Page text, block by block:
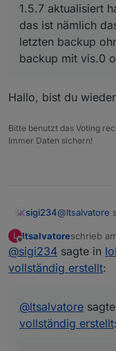
1.5.7 aktualisiert
das ist nämlich
letzten backup
backup mit vis.0
Hallo, bist du
Bitte benutzt das Voting
Immer Daten sichern!
sigi234@ltsalvatore
hallo
ich wollte
backup
aber ich
controller
1.5.7
Hallo, bist du
L
Offline
ltsalvatoreschrieb
zuletzt
@sigi234 sagte in
vollständig erstellt:
@ltsalvatore
vollständig erstellt: